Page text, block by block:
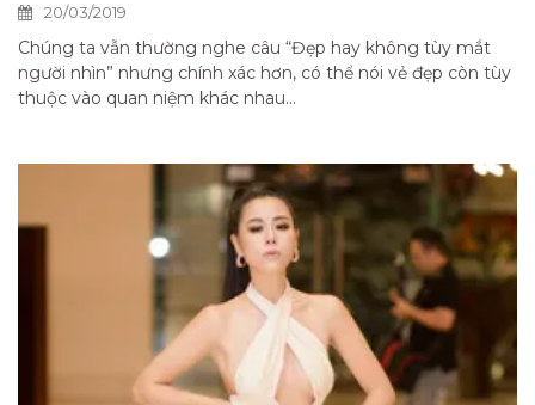
20/03/2019
Chúng ta vẫn thường nghe câu “Đẹp hay không tùy mắt
người nhìn” nhưng chính xác hơn, có thể nói vẻ đẹp còn tùy
thuộc vào quan niệm khác nhau...